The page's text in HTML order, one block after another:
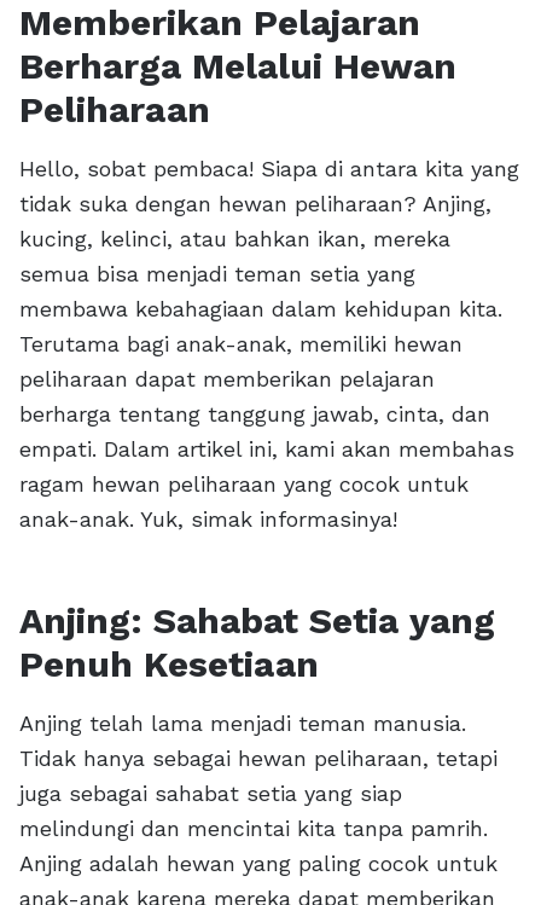
Memberikan Pelajaran
Berharga Melalui Hewan
Peliharaan
Hello, sobat pembaca! Siapa di antara kita yang
tidak suka dengan hewan peliharaan? Anjing,
kucing, kelinci, atau bahkan ikan, mereka
semua bisa menjadi teman setia yang
membawa kebahagiaan dalam kehidupan kita.
Terutama bagi anak-anak, memiliki hewan
peliharaan dapat memberikan pelajaran
berharga tentang tanggung jawab, cinta, dan
empati. Dalam artikel ini, kami akan membahas
ragam hewan peliharaan yang cocok untuk
anak-anak. Yuk, simak informasinya!
Anjing: Sahabat Setia yang
Penuh Kesetiaan
Anjing telah lama menjadi teman manusia.
Tidak hanya sebagai hewan peliharaan, tetapi
juga sebagai sahabat setia yang siap
melindungi dan mencintai kita tanpa pamrih.
Anjing adalah hewan yang paling cocok untuk
anak-anak karena mereka dapat memberikan